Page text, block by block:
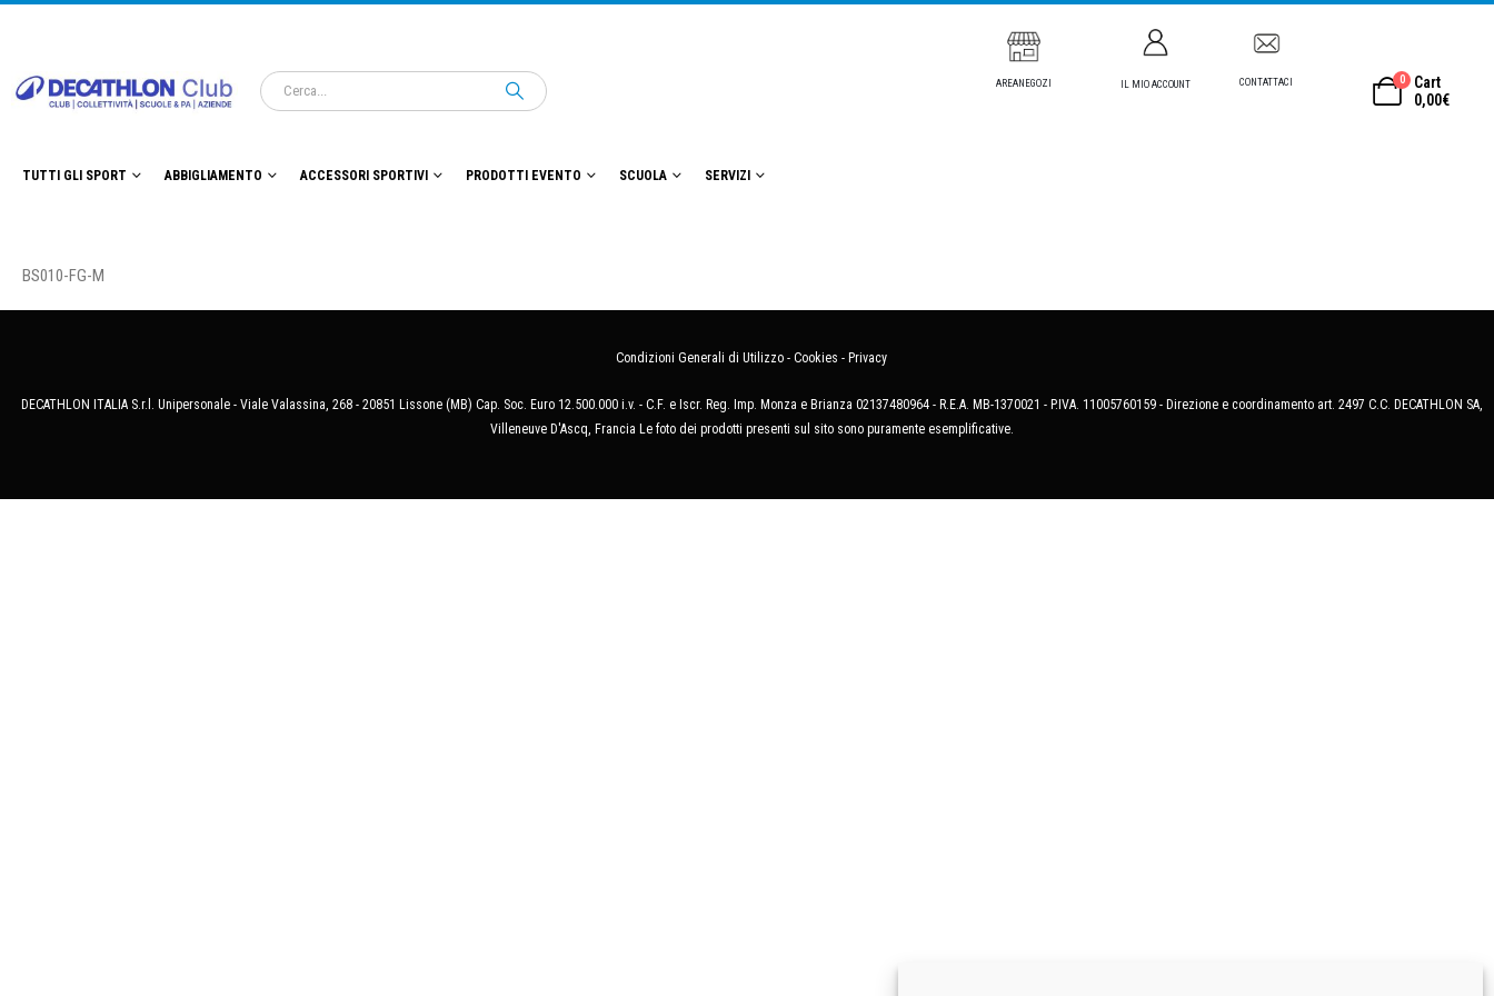
AREANEGOZI IL MIO ACCOUNT CONTATTACI 0
Cart
0,00€
TUTTI GLI SPORT ABBIGLIAMENTO ACCESSORI SPORTIVI PRODOTTI EVENTO SCUOLA SERVIZI
BS010-FG-M
Condizioni Generali di Utilizzo - Cookies - Privacy
DECATHLON ITALIA S.r.l. Unipersonale - Viale Valassina, 268 - 20851 Lissone (MB) Cap. Soc. Euro 12.500.000 i.v. - C.F. e Iscr. Reg. Imp. Monza e Brianza 02137480964 - R.E.A. MB-1370021 - P.IVA. 11005760159 - Direzione e coordinamento art. 2497 C.C. DECATHLON SA,
Villeneuve D'Ascq, Francia Le foto dei prodotti presenti sul sito sono puramente esemplificative.